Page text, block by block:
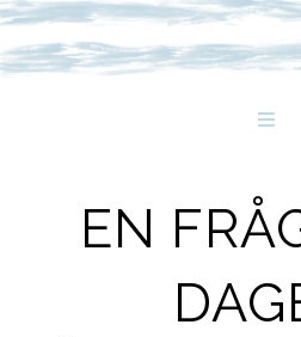
EN